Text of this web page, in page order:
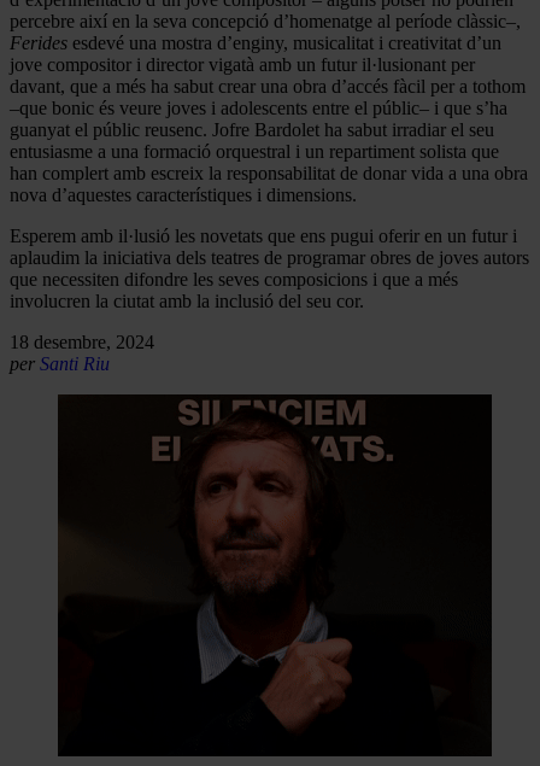
percebre així en la seva concepció d’homenatge al període clàssic–,
Ferides esdevé una mostra d’enginy, musicalitat i creativitat d’un
jove compositor i director vigatà amb un futur il·lusionant per
davant, que a més ha sabut crear una obra d’accés fàcil per a tothom
–que bonic és veure joves i adolescents entre el públic– i que s’ha
guanyat el públic reusenc. Jofre Bardolet ha sabut irradiar el seu
entusiasme a una formació orquestral i un repartiment solista que
han complert amb escreix la responsabilitat de donar vida a una obra
nova d’aquestes característiques i dimensions.
Esperem amb il·lusió les novetats que ens pugui oferir en un futur i
aplaudim la iniciativa dels teatres de programar obres de joves autors
que necessiten difondre les seves composicions i que a més
involucren la ciutat amb la inclusió del seu cor.
18 desembre, 2024
per Santi Riu